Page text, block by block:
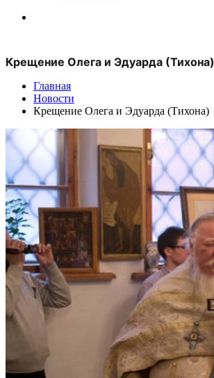
Крещение Олега и Эдуарда (Тихона)
Главная
Новости
Крещение Олега и Эдуарда (Тихона)